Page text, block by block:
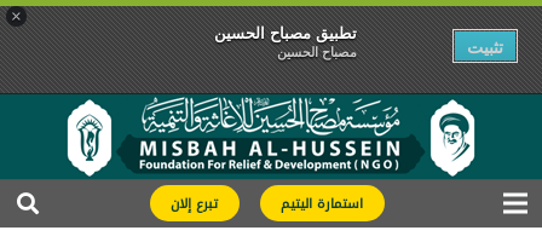
×
تطبیق مصباح الحسین
مصباح الحسین تثبیت
استمارة اليتيم تبرع إلان